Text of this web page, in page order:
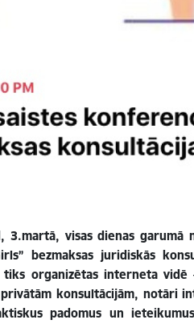
visas dienas garumā
bezmaksas juridiskās
organizētas interneta
konsultācijām, notāri
padomus un